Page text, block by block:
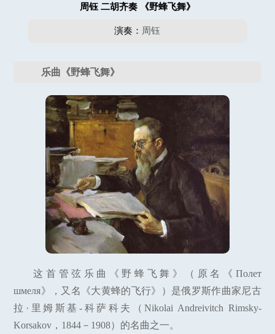
周钰 二胡齐奏 《野蜂飞舞》
演奏： 周钰
乐曲《野蜂飞舞》
这首管弦乐曲《野蜂飞舞》（原名《Полет
шмеля》，又名《大黄蜂的飞行》）是俄罗斯作曲家尼古
拉·里姆斯基-科萨科夫（Nikolai Andreivitch Rimsky-
Korsakov，1844－1908）的名曲之一。